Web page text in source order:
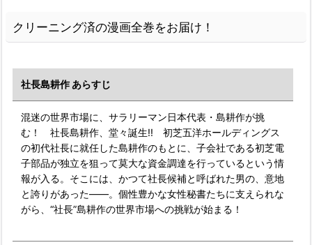
クリーニング済の漫画全巻をお届け！
社長島耕作 あらすじ
混迷の世界市場に、サラリーマン日本代表・島耕作が挑
む！ 社長島耕作、堂々誕生!! 初芝五洋ホールディングス
の初代社長に就任した島耕作のもとに、子会社である初芝電
子部品が独立を狙って莫大な資金調達を行っているという情
報が入る。そこには、かつて社長候補と呼ばれた男の、意地
と誇りがあった――。個性豊かな女性秘書たちに支えられな
がら、“社長”島耕作の世界市場への挑戦が始まる！